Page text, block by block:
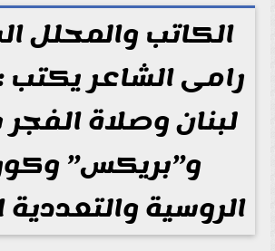
2024-08-11 11:54:36
الكاتب والمحلل
رامى الشاعر
لبنان وصلاة
و”بريكس”
الروسية